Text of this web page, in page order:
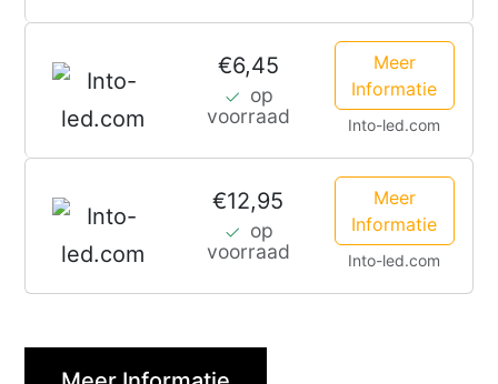
€6,45
op
voorraad
Meer
Informatie
Into-led.com
€12,95
op
voorraad
Meer
Informatie
Into-led.com